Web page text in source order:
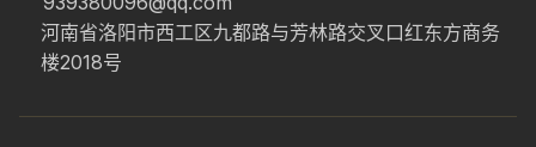
河南省洛阳市西工区九都路与芳林路交叉口红东方商务
楼2018号